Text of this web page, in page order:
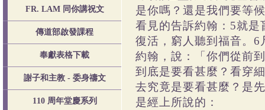
FR. LAM 同你講祝文
傳道部啟發課程
奉獻表格下載
謝子和主教 - 委身禱文
110 周年堂慶系列
是你嗎？還是我們要等
看見的告訴約翰：5就
復活，窮人聽到福音。
約翰，說：「你們從前
到底是要看甚麼？看穿
去究竟是要看甚麼？是
是經上所說的：